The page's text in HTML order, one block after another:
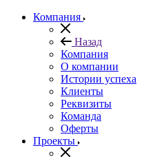
Компания
Назад
Компания
О компании
Истории успеха
Клиенты
Реквизиты
Команда
Оферты
Проекты